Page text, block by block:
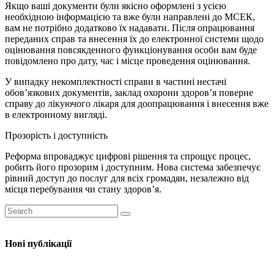
Якщо ваші документи були якісно оформлені з усією
необхідною інформацією та вже були направлені до МСЕК,
вам не потрібно додатково їх надавати. Після опрацювання
переданих справ та внесення їх до електронної системи щодо
оцінювання повсякденного функціонування особи вам буде
повідомлено про дату, час і місце проведення оцінювання.
У випадку некомплектності справи в частині нестачі
обов’язкових документів, заклад охорони здоров’я поверне
справу до лікуючого лікаря для доопрацювання і внесення вже
в електронному вигляді.
Прозорість і доступність
Реформа впроваджує цифрові рішення та спрощує процес,
робить його прозорим і доступним. Нова система забезпечує
рівний доступ до послуг для всіх громадян, незалежно від
місця перебування чи стану здоров’я.
Нові публікації